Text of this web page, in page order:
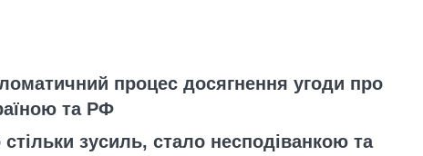
процес досягнення угоди про
та РФ
зусиль, стало несподіванкою та